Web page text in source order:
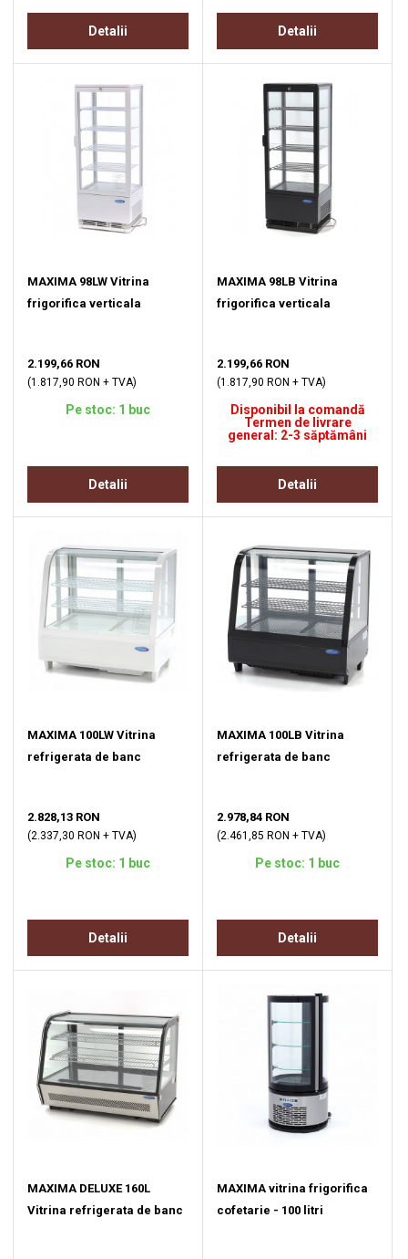
Detalii Detalii
MAXIMA 98LW Vitrina
frigorifica verticala
2.199,66 RON
(1.817,90 RON + TVA)
Pe stoc: 1 buc
Detalii
MAXIMA 98LB Vitrina
frigorifica verticala
2.199,66 RON
(1.817,90 RON + TVA)
Disponibil la comandă
Termen de livrare
general: 2-3 săptămâni
Detalii
MAXIMA 100LW Vitrina
refrigerata de banc
2.828,13 RON
(2.337,30 RON + TVA)
Pe stoc: 1 buc
Detalii
MAXIMA 100LB Vitrina
refrigerata de banc
2.978,84 RON
(2.461,85 RON + TVA)
Pe stoc: 1 buc
Detalii
MAXIMA DELUXE 160L
Vitrina refrigerata de banc
MAXIMA vitrina frigorifica
cofetarie - 100 litri